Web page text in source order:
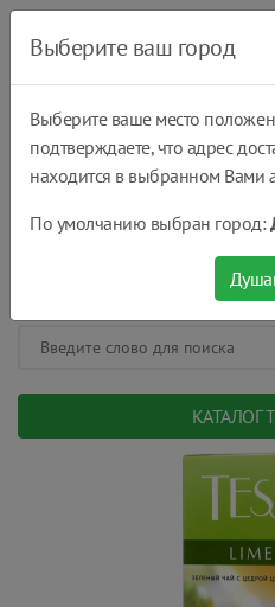
КАТАЛОГ
Выберите ваш город
Выберите ваше место
подтверждаете, что адрес
находится в выбранном Вами
По умолчанию выбран город: